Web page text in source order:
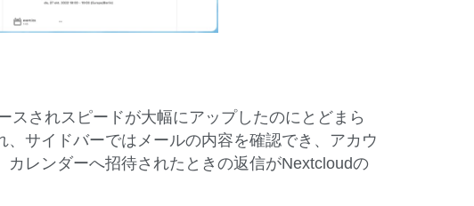
スされスピードが大幅にアップしたのにとどまら
サイドバーではメールの内容を確認でき、アカウ
レンダーへ招待されたときの返信がNextcloudの